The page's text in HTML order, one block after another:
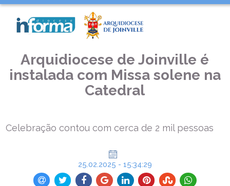
ARQUIDIOCESE DE JOINVILLE É INSTALADA COM MISSA SOLENE
Arquidiocese de Joinville é
instalada com Missa solene na
Catedral
Celebração contou com cerca de 2 mil pessoas
25.02.2025 - 15:34:29